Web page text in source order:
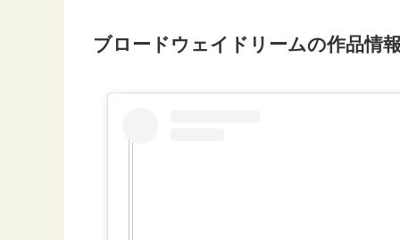
ブロードウェイドリームの作品情報